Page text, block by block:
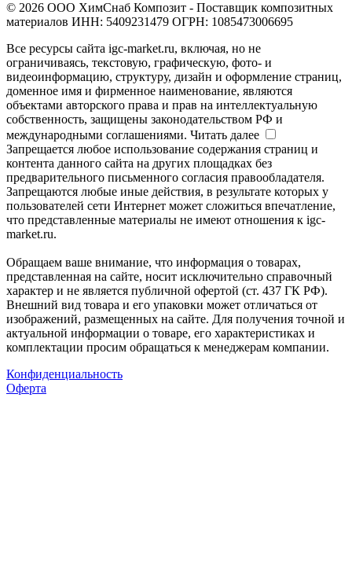
© 2026 ООО ХимСнаб Композит - Поставщик композитных
материалов ИНН: 5409231479 ОГРН: 1085473006695
Все ресурсы сайта igc-market.ru, включая, но не
ограничиваясь, текстовую, графическую, фото- и
видеоинформацию, структуру, дизайн и оформление страниц,
доменное имя и фирменное наименование, являются
объектами авторского права и прав на интеллектуальную
собственность, защищены законодательством РФ и
международными соглашениями. Читать далее
Запрещается любое использование содержания страниц и
контента данного сайта на других площадках без
предварительного письменного согласия правообладателя.
Запрещаются любые иные действия, в результате которых у
пользователей сети Интернет может сложиться впечатление,
что представленные материалы не имеют отношения к igc-
market.ru.
Обращаем ваше внимание, что информация о товарах,
представленная на сайте, носит исключительно справочный
характер и не является публичной офертой (ст. 437 ГК РФ).
Внешний вид товара и его упаковки может отличаться от
изображений, размещенных на сайте. Для получения точной и
актуальной информации о товаре, его характеристиках и
комплектации просим обращаться к менеджерам компании.
Конфиденциальность
Оферта